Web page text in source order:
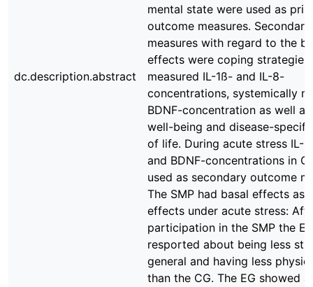
dc.description.abstract
mental state were used as
outcome measures.
measures with regard to the
effects were coping
measured IL-1ß- and IL-8-
concentrations, systemically
BDNF-concentration as well
well-being and disease-
of life. During acute stress IL-
and BDNF-concentrations in
used as secondary outcome
The SMP had basal effects as
effects under acute stress:
participation in the SMP the
resported about being less
general and having less
than the CG. The EG showed